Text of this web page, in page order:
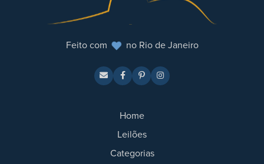
Feito com no Rio de Janeiro
Home
Leilões
Categorias